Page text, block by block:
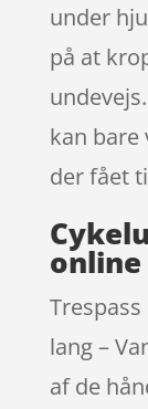
under
på at
kan
der fået
lang –
af de